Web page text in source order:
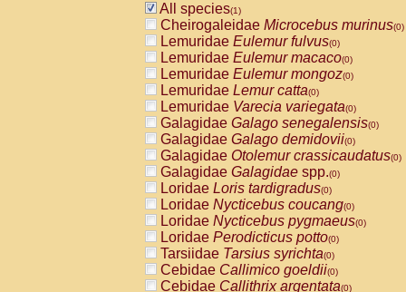
All species(1)
Cheirogaleidae Microcebus murinus(0)
Lemuridae Eulemur fulvus(0)
Lemuridae Eulemur macaco(0)
Lemuridae Eulemur mongoz(0)
Lemuridae Lemur catta(0)
Lemuridae Varecia variegata(0)
Galagidae Galago senegalensis(0)
Galagidae Galago demidovii(0)
Galagidae Otolemur crassicaudatus(0)
Galagidae Galagidae spp.(0)
Loridae Loris tardigradus(0)
Loridae Nycticebus coucang(0)
Loridae Nycticebus pygmaeus(0)
Loridae Perodicticus potto(0)
Tarsiidae Tarsius syrichta(0)
Cebidae Callimico goeldii(0)
Cebidae Callithrix argentata(0)